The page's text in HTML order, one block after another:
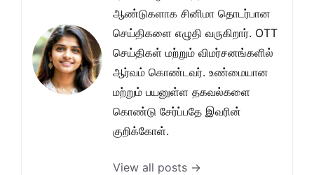
ஆண்டுகளாக சினிமா தொடர்பான
செய்திகளை எழுதி வருகிறார். OTT
செய்திகள் மற்றும் விமர்சனங்களில்
ஆர்வம் கொண்டவர். உண்மையான
மற்றும் பயனுள்ள தகவல்களை
கொண்டு சேர்ப்பதே இவரின்
குறிக்கோள்.
View all posts →